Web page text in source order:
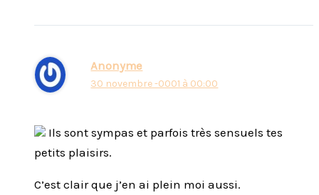
Anonyme
30 novembre -0001 à 00:00
Ils sont sympas et parfois très sensuels tes
petits plaisirs.
C’est clair que j’en ai plein moi aussi.